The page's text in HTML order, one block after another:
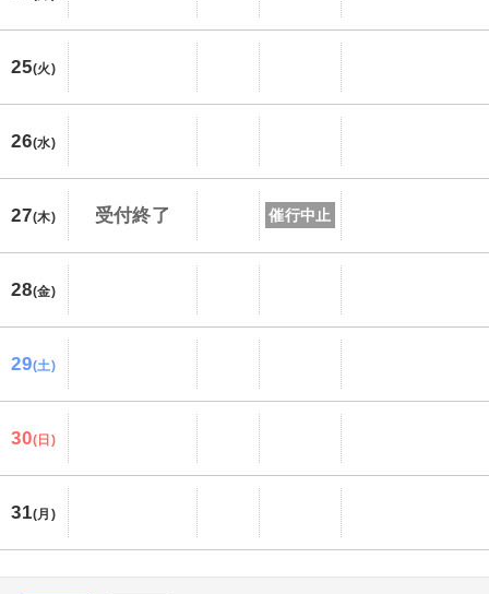
25(火)
26(水)
27(木) 受付終了 催行中止
28(金)
29(土)
30(日)
31(月)